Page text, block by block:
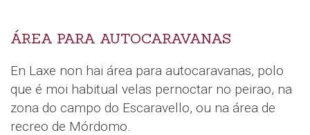
ÁREA PARA AUTOCARAVANAS
En Laxe non hai área para autocaravanas, polo
que é moi habitual velas pernoctar no peirao, na
zona do campo do Escaravello, ou na área de
recreo de Mórdomo.